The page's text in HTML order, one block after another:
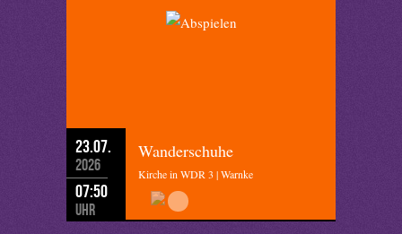
23.07.
2026
07:50
Uhr
Wanderschuhe
Kirche in WDR 3 | Warnke